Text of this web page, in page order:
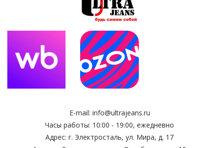
E-mail: info@ultrajeans.ru
Часы работы: 10:00 - 19:00, ежедневно
Адрес: г. Электросталь, ул. Мира, д. 17